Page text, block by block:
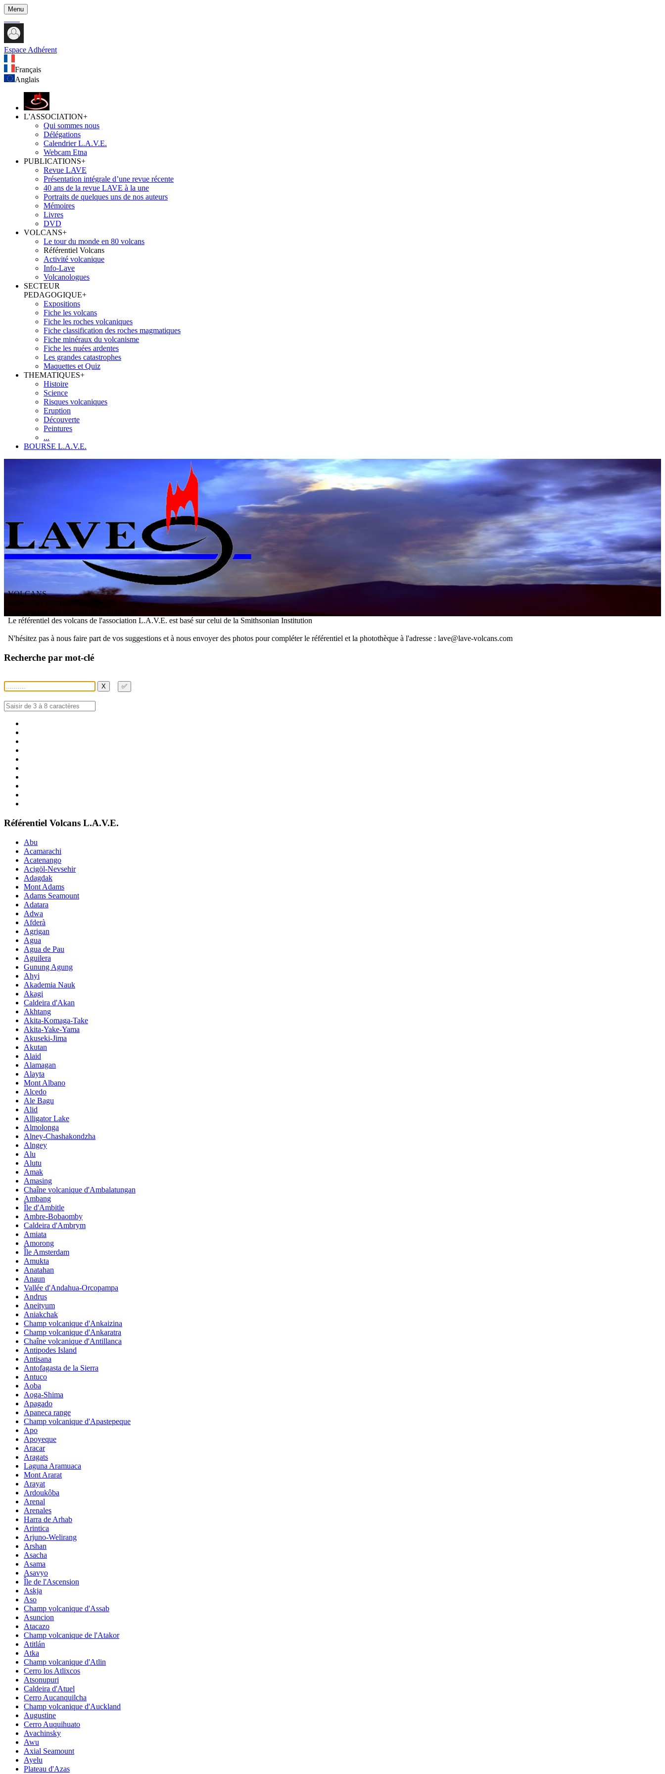
Menu
Espace Adhérent
Français
Anglais
L'ASSOCIATION+
Qui sommes nous
Délégations
Calendrier L.A.V.E.
Webcam Etna
PUBLICATIONS+
Revue LAVE
Présentation intégrale d’une revue récente
40 ans de la revue LAVE à la une
Portraits de quelques uns de nos auteurs
Mémoires
Livres
DVD
VOLCANS+
Le tour du monde en 80 volcans
Référentiel Volcans
Activité volcanique
Info-Lave
Volcanologues
SECTEUR
PEDAGOGIQUE+
Expositions
Fiche les volcans
Fiche les roches volcaniques
Fiche classification des roches magmatiques
Fiche minéraux du volcanisme
Fiche les nuées ardentes
Les grandes catastrophes
Maquettes et Quiz
THEMATIQUES+
Histoire
Science
Risques volcaniques
Eruption
Découverte
Peintures
...
BOURSE L.A.V.E.
VOLCANS
olcanologique
Le référentiel des volcans de l'association L.A.V.E. est basé sur celui de la Smithsonian Institution
N'hésitez pas à nous faire part de vos suggestions et à nous envoyer des photos pour compléter le référentiel et la photothèque à l'adresse : lave@lave-volcans.com
Recherche par mot-clé
X ✅
Référentiel Volcans L.A.V.E.
Abu
Acamarachi
Acatenango
Acigöl-Nevsehir
Adagdak
Mont Adams
Adams Seamount
Adatara
Adwa
Afderà
Agrigan
Agua
Agua de Pau
Aguilera
Gunung Agung
Ahyi
Akademia Nauk
Akagi
Caldeira d'Akan
Akhtang
Akita-Komaga-Take
Akita-Yake-Yama
Akuseki-Jima
Akutan
Alaid
Alamagan
Alayta
Mont Albano
Alcedo
Ale Bagu
Alid
Alligator Lake
Almolonga
Alney-Chashakondzha
Alngey
Alu
Alutu
Amak
Amasing
Chaîne volcanique d'Ambalatungan
Ambang
Île d'Ambitle
Ambre-Bobaomby
Caldeira d'Ambrym
Amiata
Amorong
Île Amsterdam
Amukta
Anatahan
Anaun
Vallée d'Andahua-Orcopampa
Andrus
Aneityum
Aniakchak
Champ volcanique d'Ankaizina
Champ volcanique d'Ankaratra
Chaîne volcanique d'Antillanca
Antipodes Island
Antisana
Antofagasta de la Sierra
Antuco
Aoba
Aoga-Shima
Apagado
Apaneca range
Champ volcanique d'Apastepeque
Apo
Apoyeque
Aracar
Aragats
Laguna Aramuaca
Mont Ararat
Arayat
Ardoukôba
Arenal
Arenales
Harra de Arhab
Arintica
Arjuno-Welirang
Arshan
Asacha
Asama
Asavyo
Île de l'Ascension
Askja
Aso
Champ volcanique d'Assab
Asuncion
Atacazo
Champ volcanique de l'Atakor
Atitlán
Atka
Champ volcanique d'Atlin
Cerro los Atlixcos
Atsonupuri
Caldeira d'Atuel
Cerro Aucanquilcha
Champ volcanique d'Auckland
Augustine
Cerro Auquihuato
Avachinsky
Awu
Axial Seamount
Ayelu
Plateau d'Azas